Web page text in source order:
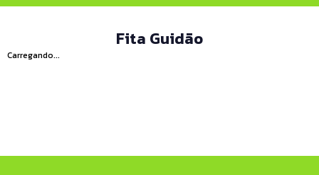
Fita Guidão
Carregando...